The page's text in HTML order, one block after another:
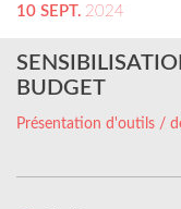
10 SEPT. 2024
BUDGET
Présentation d'outils /